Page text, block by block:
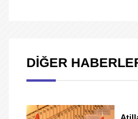
DİĞER